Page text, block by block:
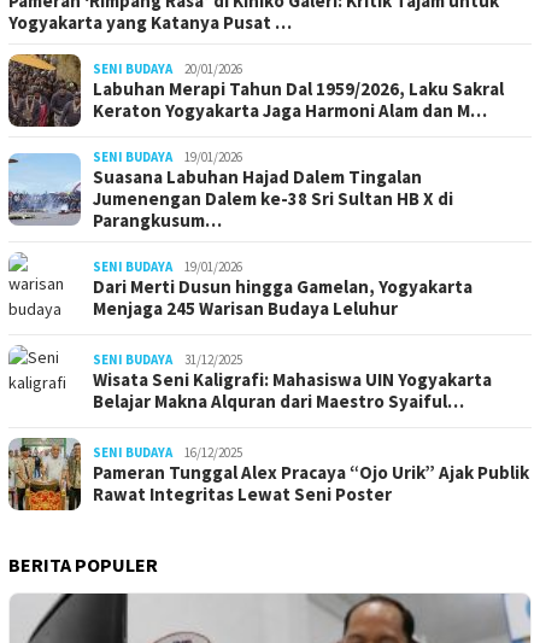
Yogyakarta yang Katanya Pusat …
SENI BUDAYA 20/01/2026
Labuhan Merapi Tahun Dal 1959/2026, Laku Sakral
Keraton Yogyakarta Jaga Harmoni Alam dan M…
SENI BUDAYA 19/01/2026
Suasana Labuhan Hajad Dalem Tingalan
Jumenengan Dalem ke-38 Sri Sultan HB X di
Parangkusum…
SENI BUDAYA 19/01/2026
Dari Merti Dusun hingga Gamelan, Yogyakarta
Menjaga 245 Warisan Budaya Leluhur
SENI BUDAYA 31/12/2025
Wisata Seni Kaligrafi: Mahasiswa UIN Yogyakarta
Belajar Makna Alquran dari Maestro Syaiful…
SENI BUDAYA 16/12/2025
Pameran Tunggal Alex Pracaya “Ojo Urik” Ajak Publik
Rawat Integritas Lewat Seni Poster
BERITA POPULER